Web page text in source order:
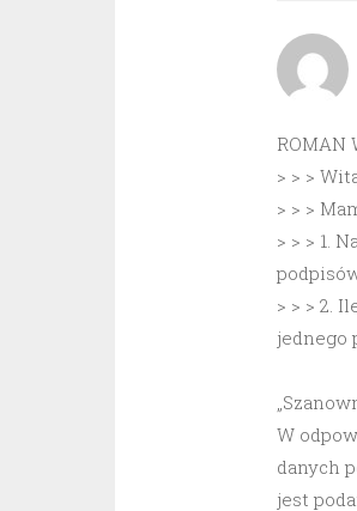
ROMAN
> > >
> > >
> > > 1.
> > > 2.
jednego
W
danych
jest